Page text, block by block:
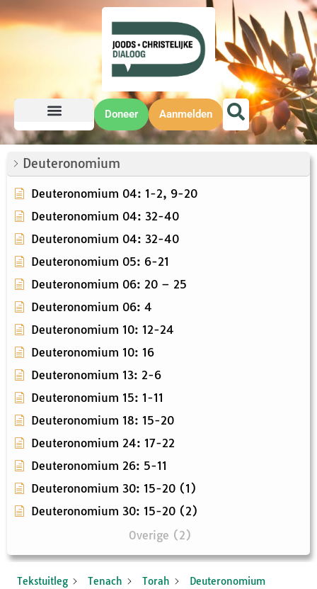
Doneer Aanmelden
Deuteronomium
Deuteronomium 04: 1-2, 9-20
Deuteronomium 04: 32-40
Deuteronomium 04: 32-40
Deuteronomium 05: 6-21
Deuteronomium 06: 20 – 25
Deuteronomium 06: 4
Deuteronomium 10: 12-24
Deuteronomium 10: 16
Deuteronomium 13: 2-6
Deuteronomium 15: 1-11
Deuteronomium 18: 15-20
Deuteronomium 24: 17-22
Deuteronomium 26: 5-11
Deuteronomium 30: 15-20 (1)
Deuteronomium 30: 15-20 (2)
Overige (2)
Tekstuitleg Tenach Torah Deuteronomium